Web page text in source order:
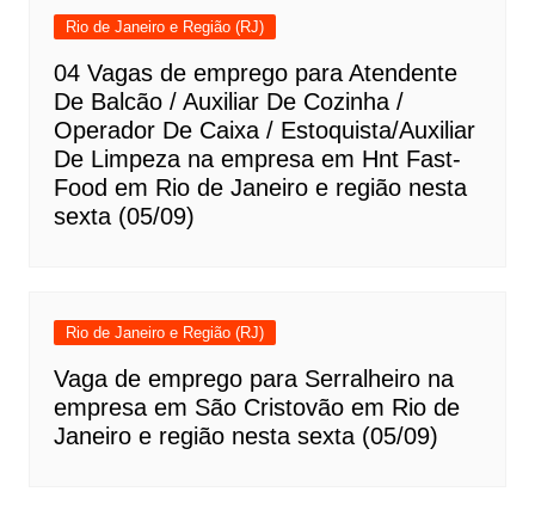
Rio de Janeiro e Região (RJ)
04 Vagas de emprego para Atendente
De Balcão / Auxiliar De Cozinha /
Operador De Caixa / Estoquista/Auxiliar
De Limpeza na empresa em Hnt Fast-
Food em Rio de Janeiro e região nesta
sexta (05/09)
Rio de Janeiro e Região (RJ)
Vaga de emprego para Serralheiro na
empresa em São Cristovão em Rio de
Janeiro e região nesta sexta (05/09)